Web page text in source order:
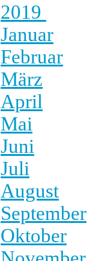
2019
Januar
Februar
März
April
Mai
Juni
Juli
August
September
Oktober